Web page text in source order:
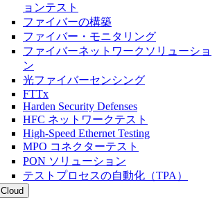
ョンテスト
ファイバーの構築
ファイバー・モニタリング
ファイバーネットワークソリューショ
ン
光ファイバーセンシング
FTTx
Harden Security Defenses
HFC ネットワークテスト
High-Speed Ethernet Testing
MPO コネクターテスト
PON ソリューション
テストプロセスの自動化（TPA）
Cloud